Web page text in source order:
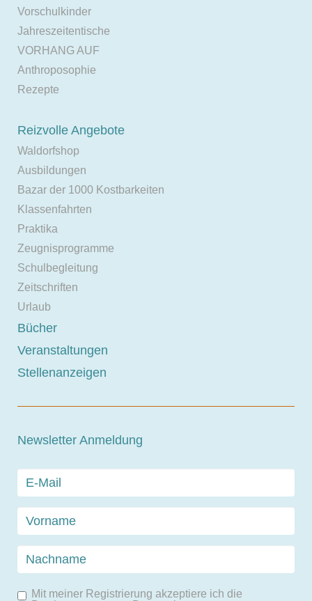
Vorschulkinder
Jahreszeitentische
VORHANG AUF
Anthroposophie
Rezepte
Reizvolle Angebote
Waldorfshop
Ausbildungen
Bazar der 1000 Kostbarkeiten
Klassenfahrten
Praktika
Zeugnisprogramme
Schulbegleitung
Zeitschriften
Urlaub
Bücher
Veranstaltungen
Stellenanzeigen
Newsletter Anmeldung
Mit meiner Registrierung akzeptiere ich die